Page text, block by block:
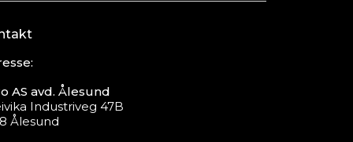
AS avd. Ålesund
Industriveg 47B
Ålesund